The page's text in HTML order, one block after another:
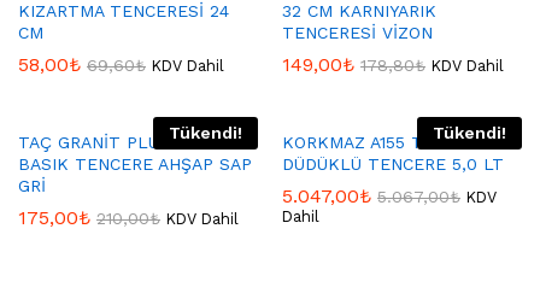
KIZARTMA TENCERESİ 24
CM
58,00₺ 69,60₺ KDV Dahil
32 CM KARNIYARIK
TENCERESİ VİZON
149,00₺ 178,80₺ KDV Dahil
Tükendi!
TAÇ GRANİT PLUS 26 CM
BASIK TENCERE AHŞAP SAP
GRİ
175,00₺ 210,00₺ KDV Dahil
Tükendi!
KORKMAZ A155 TURBO
DÜDÜKLÜ TENCERE 5,0 LT
5.047,00₺ 5.067,00₺ KDV
Dahil